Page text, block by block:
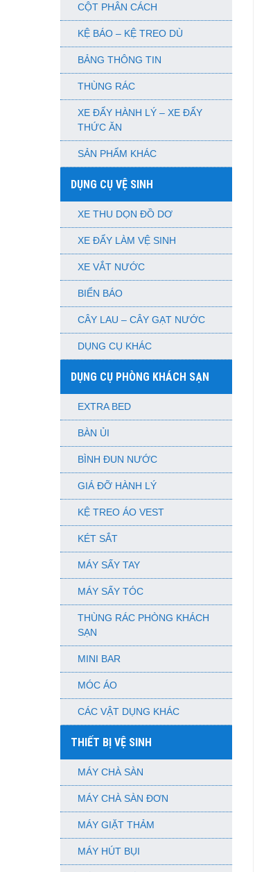
CỘT PHÂN CÁCH
KỆ BÁO – KỆ TREO DÙ
BẢNG THÔNG TIN
THÙNG RÁC
XE ĐẨY HÀNH LÝ – XE ĐẨY
THỨC ĂN
SẢN PHẨM KHÁC
DỤNG CỤ VỆ SINH
XE THU DỌN ĐỒ DƠ
XE ĐẨY LÀM VỆ SINH
XE VẮT NƯỚC
BIỂN BÁO
CÂY LAU – CÂY GẠT NƯỚC
DỤNG CỤ KHÁC
DỤNG CỤ PHÒNG KHÁCH SẠN
EXTRA BED
BÀN ỦI
BÌNH ĐUN NƯỚC
GIÁ ĐỠ HÀNH LÝ
KỆ TREO ÁO VEST
KÉT SẮT
MÁY SẤY TAY
MÁY SẤY TÓC
THÙNG RÁC PHÒNG KHÁCH
SẠN
MINI BAR
MÓC ÁO
CÁC VẬT DỤNG KHÁC
THIẾT BỊ VỆ SINH
MÁY CHÀ SÀN
MÁY CHÀ SÀN ĐƠN
MÁY GIẶT THẢM
MÁY HÚT BỤI